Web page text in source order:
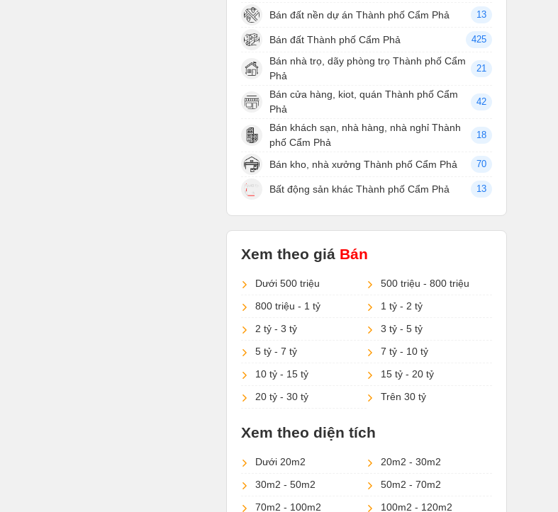
Bán đất nền dự án Thành phố Cẩm Phả 13
Bán đất Thành phố Cẩm Phả 425
Bán nhà trọ, dãy phòng trọ Thành phố Cẩm
Phả
21
Bán cửa hàng, kiot, quán Thành phố Cẩm
Phả
42
Bán khách sạn, nhà hàng, nhà nghỉ Thành
phố Cẩm Phả
18
Bán kho, nhà xưởng Thành phố Cẩm Phả 70
Bất động sản khác Thành phố Cẩm Phả 13
Xem theo giá Bán
Dưới 500 triệu
500 triệu - 800 triệu
800 triệu - 1 tỷ
1 tỷ - 2 tỷ
2 tỷ - 3 tỷ
3 tỷ - 5 tỷ
5 tỷ - 7 tỷ
7 tỷ - 10 tỷ
10 tỷ - 15 tỷ
15 tỷ - 20 tỷ
20 tỷ - 30 tỷ
Trên 30 tỷ
Xem theo diện tích
Dưới 20m2
20m2 - 30m2
30m2 - 50m2
50m2 - 70m2
70m2 - 100m2
100m2 - 120m2